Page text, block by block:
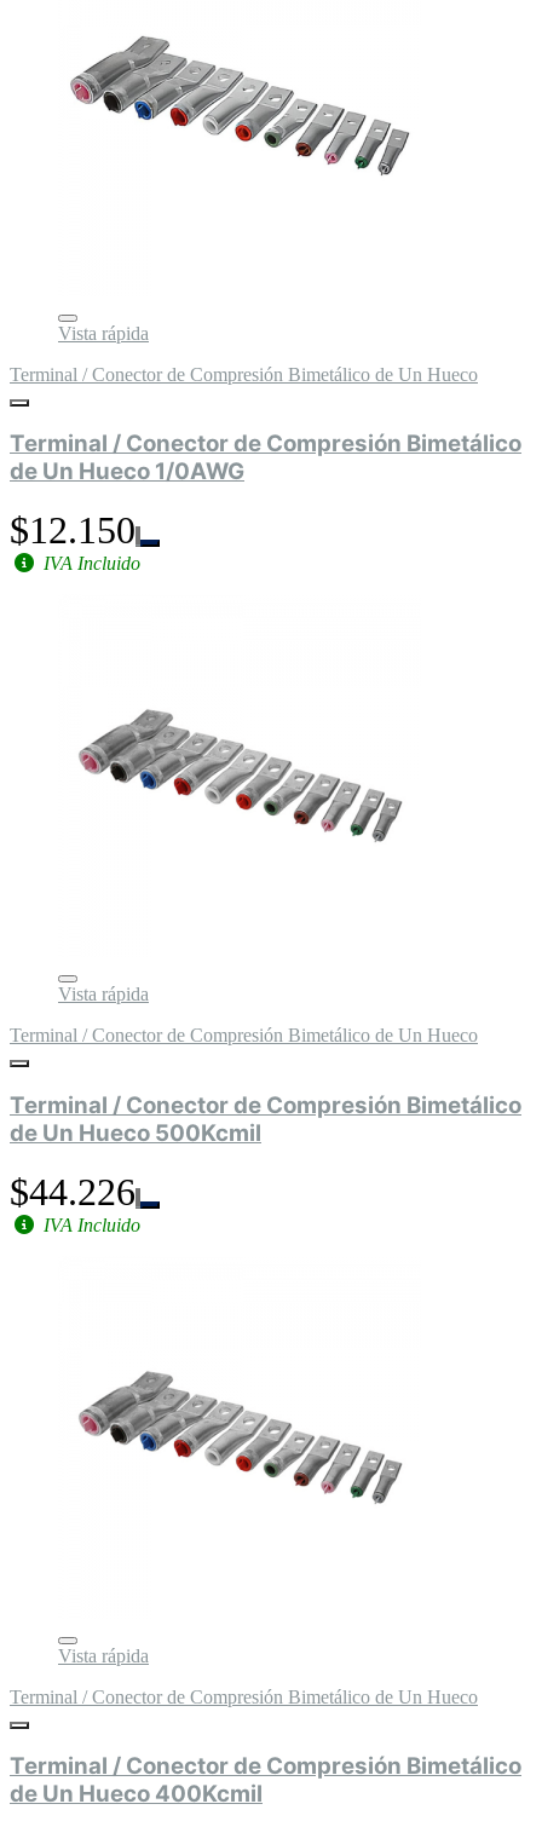
Vista rápida
Terminal / Conector de Compresión Bimetálico de Un Hueco
Terminal / Conector de Compresión Bimetálico
de Un Hueco 1/0AWG
$12.150
IVA Incluido
Vista rápida
Terminal / Conector de Compresión Bimetálico de Un Hueco
Terminal / Conector de Compresión Bimetálico
de Un Hueco 500Kcmil
$44.226
IVA Incluido
Vista rápida
Terminal / Conector de Compresión Bimetálico de Un Hueco
Terminal / Conector de Compresión Bimetálico
de Un Hueco 400Kcmil